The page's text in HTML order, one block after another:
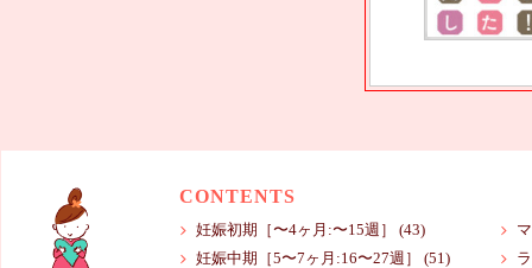
CONTENTS
妊娠初期［〜4ヶ月:〜15週］
(43)
妊娠中期［5〜7ヶ月:16〜27週］
(51)